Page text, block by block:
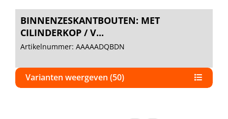
BINNENZESKANTBOUTEN: MET
CILINDERKOP / V...
Artikelnummer: AAAAADQBDN
Varianten weergeven (50)